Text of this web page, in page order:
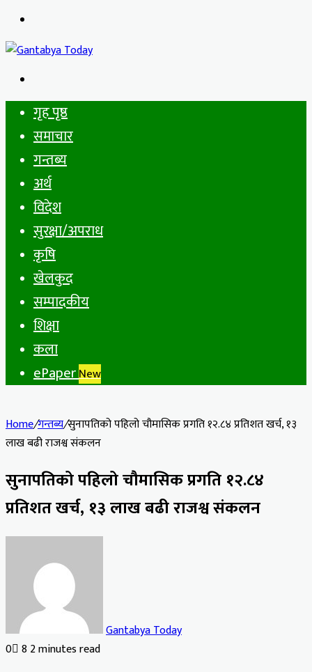
for
गृह पृष्ठ
समाचार
गन्तब्य
अर्थ
विदेश
सुरक्षा/अपराध
कृषि
खेलकुद
सम्पादकीय
शिक्षा
कला
ePaperNew
Home/गन्तब्य/सुनापतिको पहिलो चौमासिक प्रगति १२.८४ प्रतिशत खर्च, १३
लाख बढी राजश्व संकलन
सुनापतिको पहिलो चौमासिक प्रगति १२.८४
प्रतिशत खर्च, १३ लाख बढी राजश्व संकलन
Gantabya Today
0 8 2 minutes read